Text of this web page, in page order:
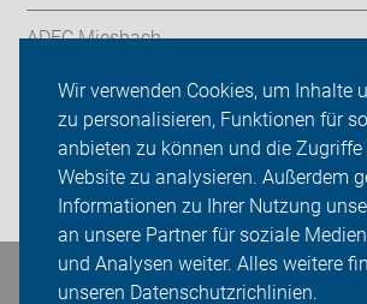
Wir verwenden Cookies, um Inhalte
zu personalisieren, Funktionen für
anbieten zu können und die Zugriffe
Website zu analysieren. Außerdem
Informationen zu Ihrer Nutzung
an unsere Partner für soziale
und Analysen weiter. Alles weitere
unseren Datenschutzrichlinien.
ADFC Miesbach
Sei dabei
Presse
Login
Bleiben Sie in Kontakt